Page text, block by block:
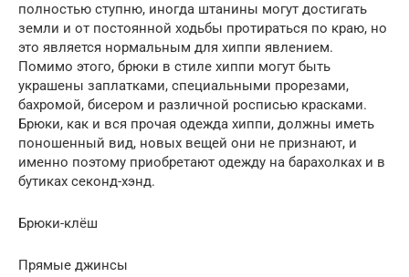
полностью ступню, иногда штанины могут достигать
земли и от постоянной ходьбы протираться по краю, но
это является нормальным для хиппи явлением.
Помимо этого, брюки в стиле хиппи могут быть
украшены заплатками, специальными прорезами,
бахромой, бисером и различной росписью красками.
Брюки, как и вся прочая одежда хиппи, должны иметь
поношенный вид, новых вещей они не признают, и
именно поэтому приобретают одежду на барахолках и в
бутиках секонд-хэнд.
Брюки-клёш
Прямые джинсы